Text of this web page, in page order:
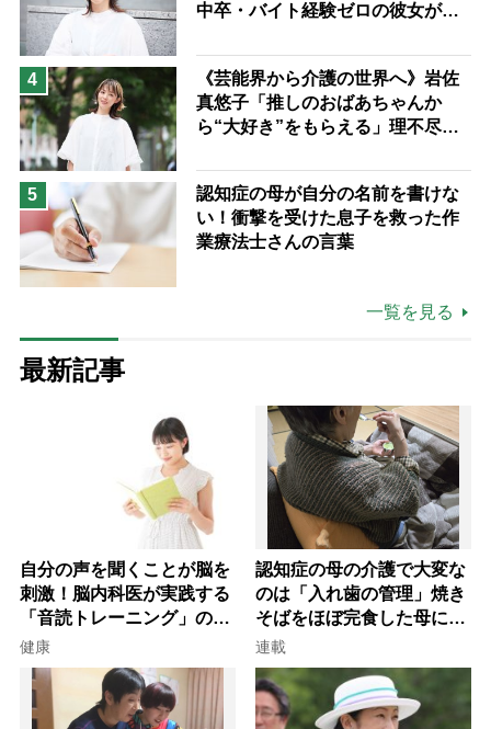
中卒・バイト経験ゼロの彼女が見
ながら自分らしくいられる」
4
《芸能界から介護の世界へ》岩佐
真悠子「推しのおばあちゃんか
ら“大好き”をもらえる」理不尽さ
場は「愛おしい」
5
認知症の母が自分の名前を書けな
い！衝撃を受けた息子を救った作
業療法士さんの言葉
一覧を見る
最新記事
自分の声を聞くことが脳を
刺激！脳内科医が実践する
「音読トレーニング」の極
意
健康
認知症の母の介護で大変な
のは「入れ歯の管理」焼き
そばをほぼ完食した母に息
子が血の気が引いた理由
連載